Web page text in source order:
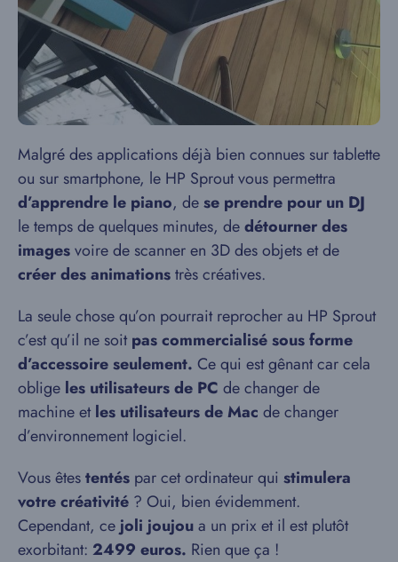
Malgré des applications déjà bien connues sur tablette
ou sur smartphone, le HP Sprout vous permettra
d’apprendre le piano, dese prendre pour un DJ
le temps de quelques minutes, dedétourner des
imagesvoire de scanner en 3D des objets et de
créer des animationstrès créatives.
La seule chose qu’on pourrait reprocher au HP Sprout
c’est qu’il ne soitpas commercialisé sous forme
d’accessoire seulement. Ce qui est gênant car cela
oblige les utilisateurs de PC de changer de
machine etles utilisateurs de Mac de changer
d’environnement logiciel.
Vous êtestentés par cet ordinateur qui stimulera
votre créativité ? Oui, bien évidemment.
Cependant, ce joli joujoua un prix et il est plutôt
exorbitant: 2499 euros. Rien que ça !